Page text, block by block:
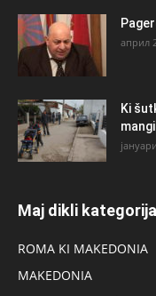
април
Ki
Maj dikli kategorija
ROMA KI MAKEDONIA
MAKEDONIA